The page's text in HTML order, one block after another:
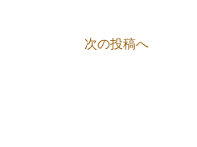
次の投稿へ